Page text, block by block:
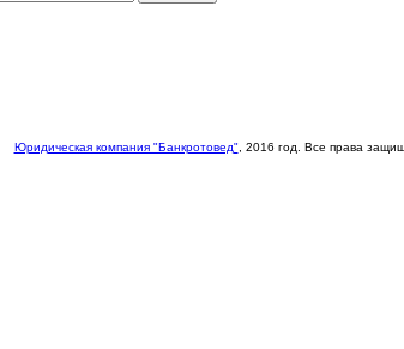
Юридическая компания "Банкротовед", 2016 год. Все права